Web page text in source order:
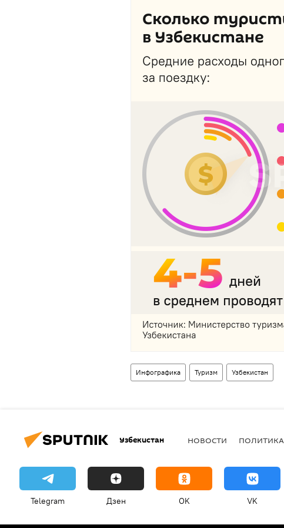
Инфографика Туризм Узбекистан
Узбекистан НОВОСТИ ПОЛИТИКА
Telegram Дзен OK VK